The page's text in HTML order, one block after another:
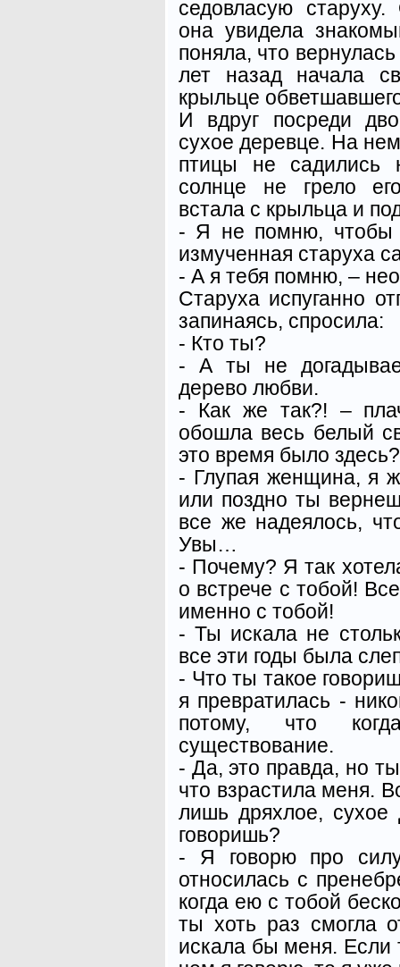
седовласую
она увидела
поняла, что
лет назад начала
крыльце
И вдруг посреди
сухое деревце. На
птицы не садились
солнце не грело
встала с крыльца и
- Я не помню, чтобы
измученная старуха
- А я тебя помню, –
Старуха испуганно
запинаясь, спросила:
- Кто ты?
- А ты не
дерево любви.
- Как же так?! –
обошла весь белый
это время было
- Глупая женщина, я
или поздно ты
все же надеялось,
Увы…
- Почему? Я так
о встрече с тобой!
именно с тобой!
- Ты искала не
все эти годы была
- Что ты такое
я превратилась -
потому, что
существование.
- Да, это правда, но
что взрастила меня.
лишь дряхлое,
говоришь?
- Я говорю про
относилась с
когда ею с тобой
ты хоть раз смогла
искала бы меня.